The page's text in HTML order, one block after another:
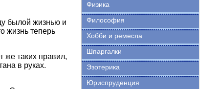
былой жизнью и
жизнь теперь
же таких правил,
в руках.
Физика
Философия
Хобби и ремесла
Шпаргалки
Эзотерика
Юриспруденция